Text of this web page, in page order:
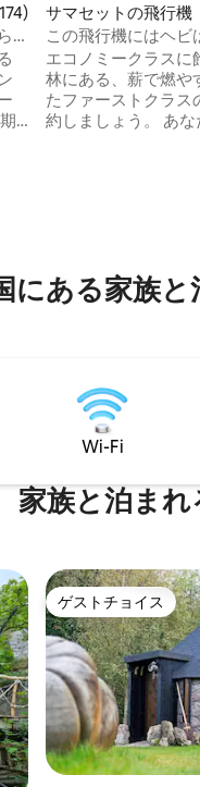
174件、5つ星中4.99つ星
サマセットの飛行機
この飛行機にはヘビ
エコノミークラスに飽きた
林にある、薪で燃や
たファーストクラス
約しましょう。 あ
な休暇先です。ご
ビングルームエリア
にある家族
Wi-Fi
家族と泊ま
ゲストチョイス
ゲストチョイス